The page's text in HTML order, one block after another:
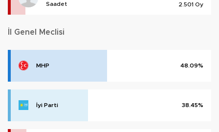
Saadet 2.501 Oy
İl Genel Meclisi
MHP 48.09%
İyi Parti 38.45%